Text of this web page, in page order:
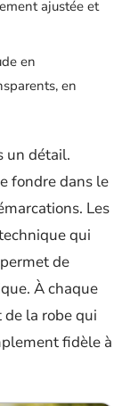
ajustée et
en
en
un détail.
fondre dans le
Les
qui
de
À chaque
de la robe qui
fidèle à